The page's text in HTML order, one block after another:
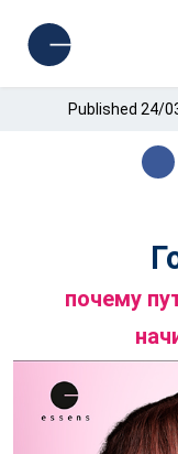
Published 24/
почему